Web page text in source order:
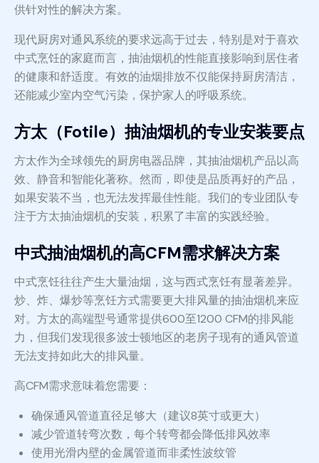
供针对性的解决方案。
现代厨房对通风系统的要求远高于过去，特别是对于喜欢
中式烹饪的家庭而言，抽油烟机的性能直接影响到居住者
的健康和舒适度。有效的油烟排放不仅能保持厨房清洁，
还能减少室内空气污染，保护家人的呼吸系统。
方太（Fotile）抽油烟机的专业安装要点
方太作为全球领先的厨房电器品牌，其抽油烟机产品以高
效、静音和智能化著称。然而，即使是品质再好的产品，
如果安装不当，也无法发挥最佳性能。我们的专业团队专
注于方太抽油烟机的安装，积累了丰富的实践经验。
中式抽油烟机的高CFM需求解决方案
中式烹饪往往产生大量油烟，这与西式烹饪有显著差异。
炒、炸、爆炒等烹饪方式需要更大排风量的抽油烟机来应
对。方太的高端型号通常提供600至1200 CFM的排风能
力，但我们发现很多波士顿地区的老房子现有的通风管道
无法支持如此大的排风量。
高CFM需求意味着您需要：
确保通风管道直径足够大（建议8英寸或更大）
减少管道转弯次数，每个转弯都会降低排风效率
使用光滑内壁的金属管道而非柔性波纹管